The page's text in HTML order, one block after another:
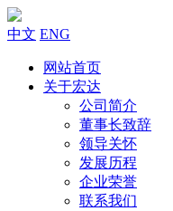
中文 ENG
网站首页
关于宏达
公司简介
董事长致辞
领导关怀
发展历程
企业荣誉
联系我们